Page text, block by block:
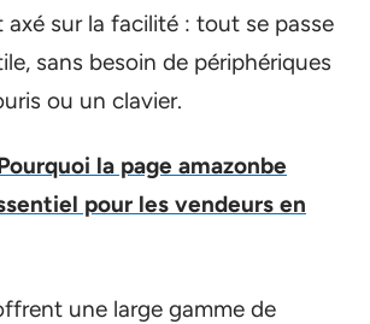
axé sur la facilité : tout se passe
sans besoin de périphériques
ou un clavier.
la page amazonbe
pour les vendeurs en
une large gamme de